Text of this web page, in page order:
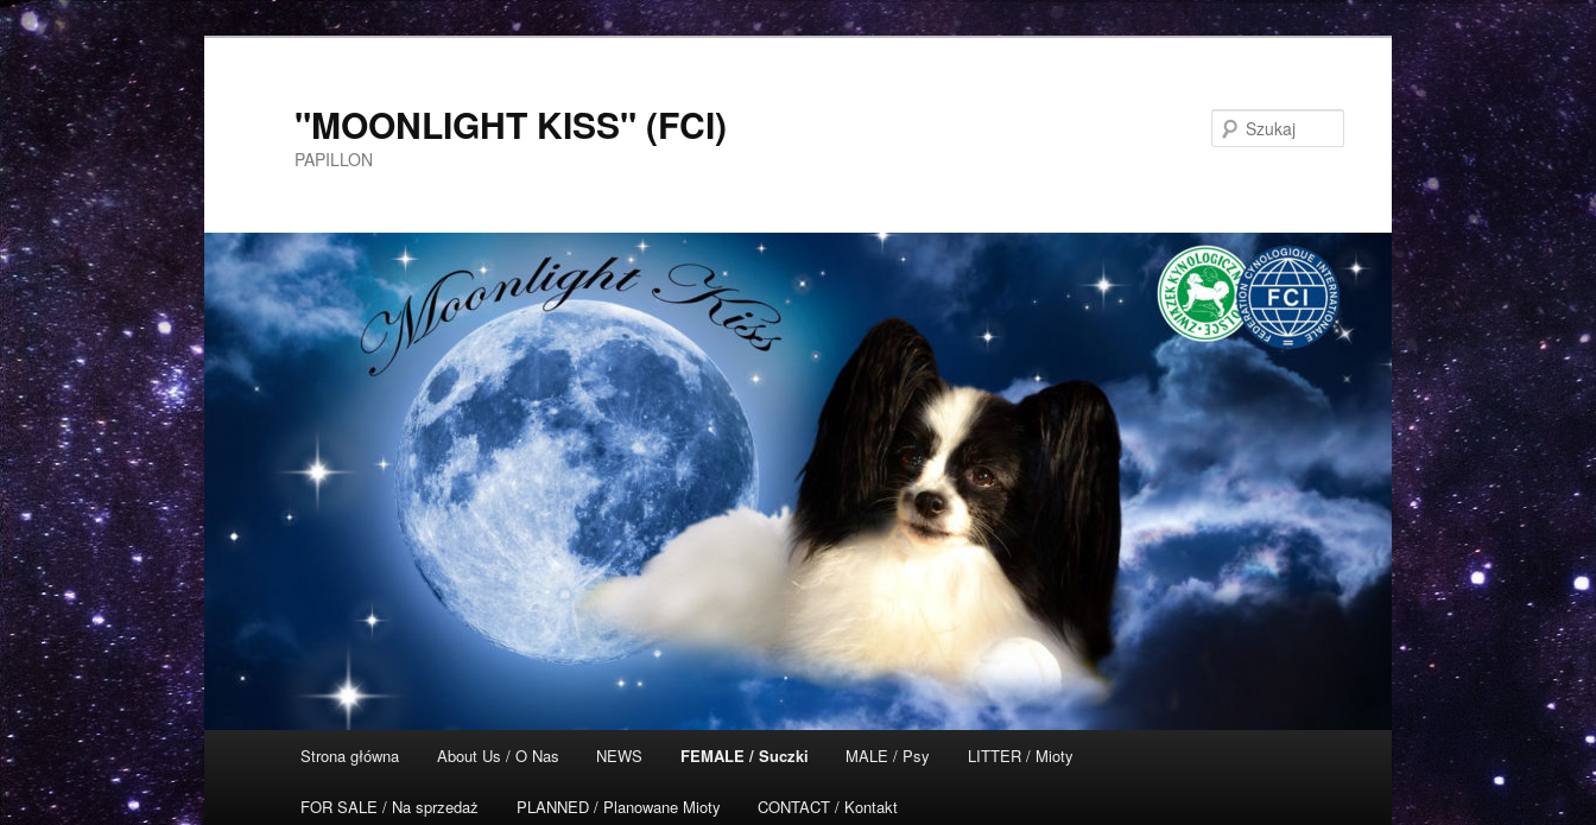
"MOONLIGHT KISS" (FCI)
PAPILLON
Szukaj
Przeskocz
do
Strona główna About Us / O Nas NEWS FEMALE / Suczki MALE / Psy LITTER / Mioty
FOR SALE / Na sprzedaż PLANNED / Planowane Mioty CONTACT / Kontakt